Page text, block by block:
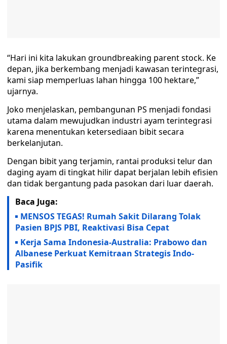
“Hari ini kita lakukan groundbreaking parent stock. Ke
depan, jika berkembang menjadi kawasan terintegrasi,
kami siap memperluas lahan hingga 100 hektare,”
ujarnya.
Joko menjelaskan, pembangunan PS menjadi fondasi
utama dalam mewujudkan industri ayam terintegrasi
karena menentukan ketersediaan bibit secara
berkelanjutan.
Dengan bibit yang terjamin, rantai produksi telur dan
daging ayam di tingkat hilir dapat berjalan lebih efisien
dan tidak bergantung pada pasokan dari luar daerah.
Baca Juga:
MENSOS TEGAS! Rumah Sakit Dilarang Tolak
Pasien BPJS PBI, Reaktivasi Bisa Cepat
Kerja Sama Indonesia-Australia: Prabowo dan
Albanese Perkuat Kemitraan Strategis Indo-
Pasifik